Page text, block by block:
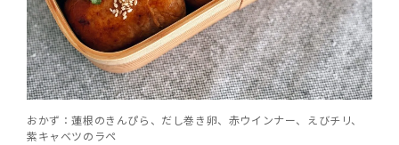
おかず：蓮根のきんぴら、だし巻き卵、赤ウインナー、えびチリ、
紫キャベツのラペ